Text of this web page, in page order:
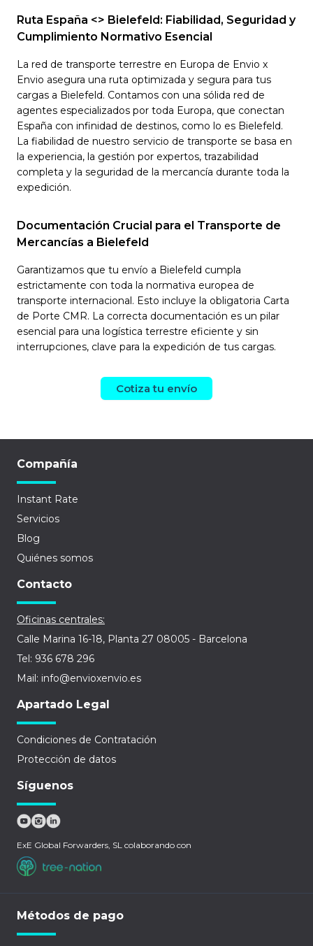
Ruta España <> Bielefeld: Fiabilidad, Seguridad y
Cumplimiento Normativo Esencial
La red de transporte terrestre en Europa de Envio x
Envio asegura una ruta optimizada y segura para tus
cargas a Bielefeld. Contamos con una sólida red de
agentes especializados por toda Europa, que conectan
España con infinidad de destinos, como lo es Bielefeld.
La fiabilidad de nuestro servicio de transporte se basa en
la experiencia, la gestión por expertos, trazabilidad
completa y la seguridad de la mercancía durante toda la
expedición.
Documentación Crucial para el Transporte de
Mercancías a Bielefeld
Garantizamos que tu envío a Bielefeld cumpla
estrictamente con toda la normativa europea de
transporte internacional. Esto incluye la obligatoria Carta
de Porte CMR. La correcta documentación es un pilar
esencial para una logística terrestre eficiente y sin
interrupciones, clave para la expedición de tus cargas.
Cotiza tu envío
Compañía
Instant Rate
Servicios
Blog
Quiénes somos
Contacto
Oficinas centrales:
Calle Marina 16-18, Planta 27 08005 - Barcelona
Tel: 936 678 296
Mail: info@envioxenvio.es
Apartado Legal
Condiciones de Contratación
Protección de datos
Síguenos
ExE Global Forwarders, SL colaborando con
Métodos de pago